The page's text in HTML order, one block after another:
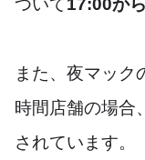
ついて17:00か
また、夜マック
時間店舗の場合、
されています。